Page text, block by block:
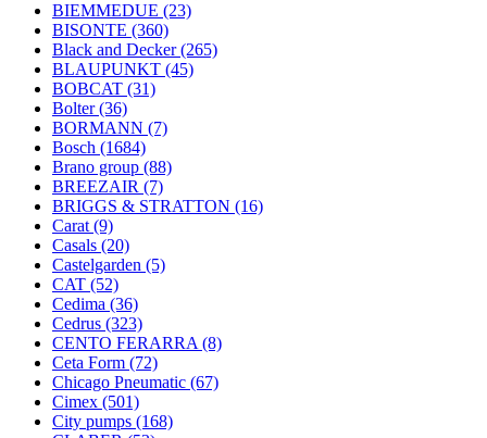
BIEMMEDUE (23)
BISONTE (360)
Black and Decker(265)
BLAUPUNKT (45)
BOBCAT (31)
Bolter(36)
BORMANN (7)
Bosch (1684)
Brano group (88)
BREEZAIR (7)
BRIGGS & STRATTON (16)
Carat (9)
Casals (20)
Castelgarden (5)
CAT (52)
Cedima (36)
Cedrus (323)
CENTO FERARRA (8)
Ceta Form (72)
Chicago Pneumatic (67)
Cimex (501)
City pumps (168)